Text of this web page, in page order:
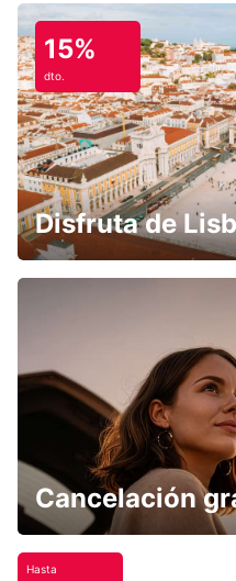
15%
dto.
Disfruta de
Cancelación
Hasta